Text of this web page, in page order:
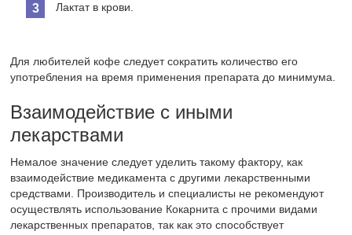
Лактат в крови.
Для любителей кофе следует сократить количество его
употребления на время применения препарата до минимума.
Взаимодействие с иными
лекарствами
Немалое значение следует уделить такому фактору, как
взаимодействие медикамента с другими лекарственными
средствами. Производитель и специалисты не рекомендуют
осуществлять использование Кокарнита с прочими видами
лекарственных препаратов, так как это способствует